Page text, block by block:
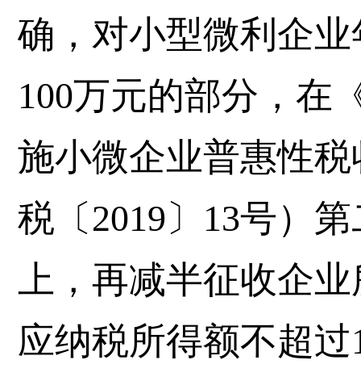
确，对小型微利企
100万元的部分，在
施小微企业普惠性
税〔2019〕13号）
上，再减半征收企
应纳税所得额不超